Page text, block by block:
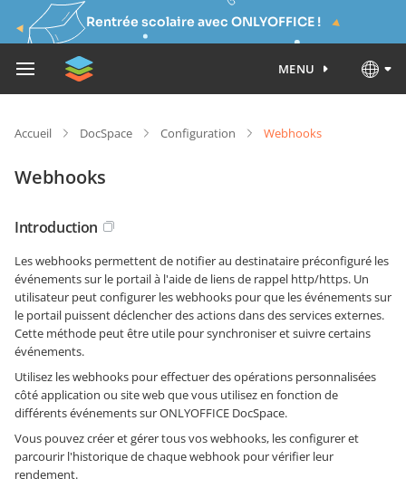
Rentrée scolaire avec ONLYOFFICE !
MENU
Accueil DocSpace Configuration Webhooks
Webhooks
Introduction
Les webhooks permettent de notifier au destinataire préconfiguré les
événements sur le portail à l'aide de liens de rappel http/https. Un
utilisateur peut configurer les webhooks pour que les événements sur
le portail puissent déclencher des actions dans des services externes.
Cette méthode peut être utile pour synchroniser et suivre certains
événements.
Utilisez les webhooks pour effectuer des opérations personnalisées
côté application ou site web que vous utilisez en fonction de
différents événements sur ONLYOFFICE DocSpace.
Vous pouvez créer et gérer tous vos webhooks, les configurer et
parcourir l'historique de chaque webhook pour vérifier leur
rendement.